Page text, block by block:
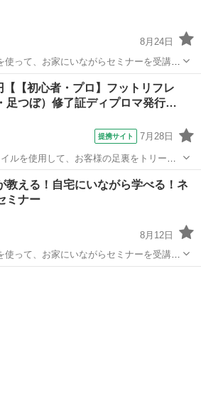
8月24日
って、お家にいながらセミナーを受講で
なるとセミナーも開催できます！ 秋や冬
らからアクセスおねが
駅 リフレクソロジー 温活
【【初心者・プロ】フットリフレ
足つぼ）修了証ディプロマ発行…
提携サイト 7月28日
ルを使用して、お客様の足裏をトリート
らご自宅でレッスンが受けられます。シ
射区及びオープニング、エンディング等
つで30...
クソロジー
教える！自宅にいながら学べる！ネ
ミナー
8月12日
使って、お家にいながらセミナーを受講で